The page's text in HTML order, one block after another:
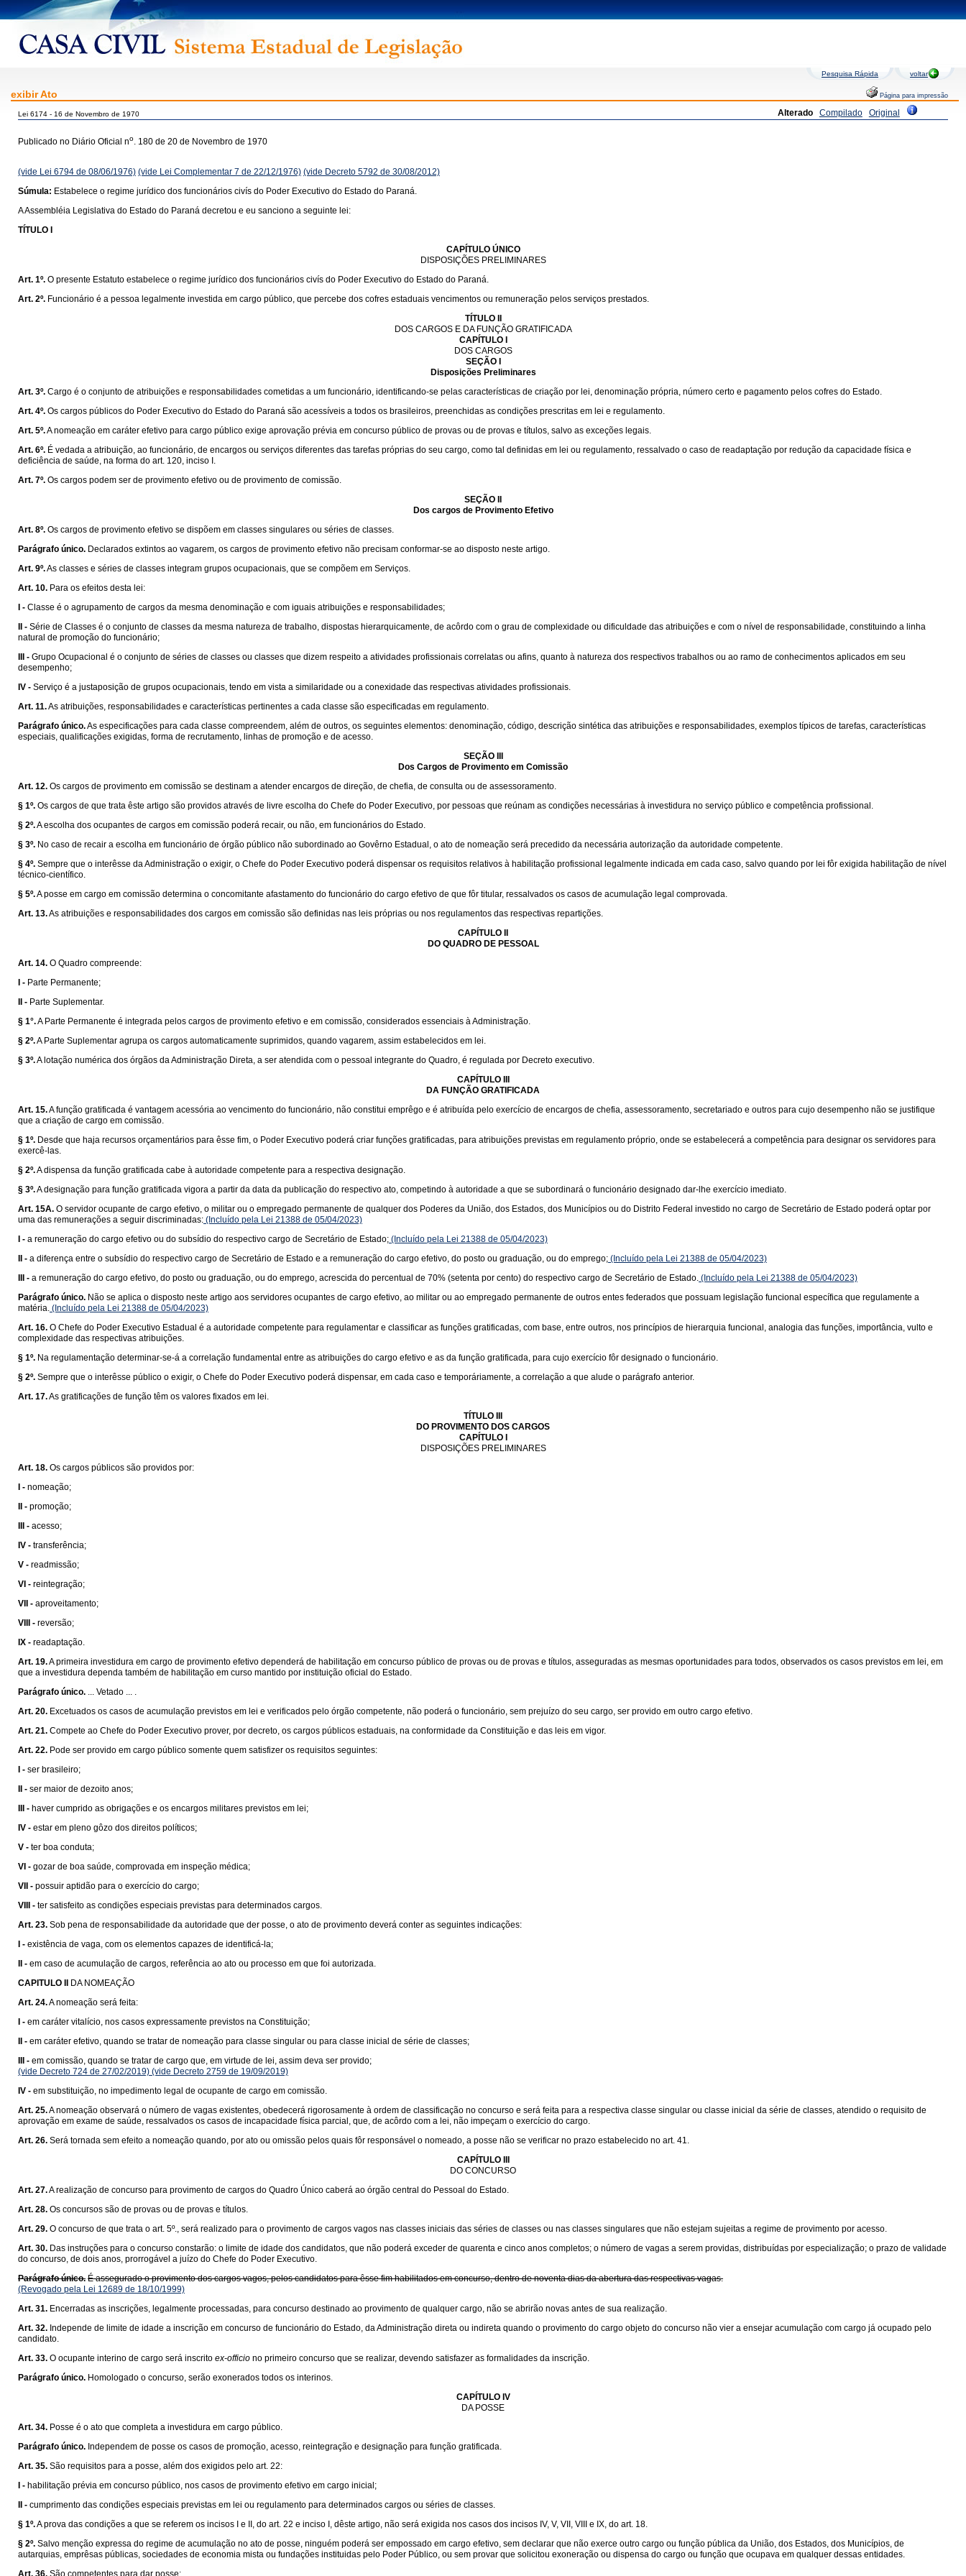
Pesquisa Rápida voltar
exibir Ato Página para impressão
Alterado Compilado Original
Lei 6174 - 16 de Novembro de 1970
Publicado no Diário Oficial no. 180 de 20 de Novembro de 1970
(vide Lei 6794 de 08/06/1976) (vide Lei Complementar 7 de 22/12/1976) (vide Decreto 5792 de 30/08/2012)
Súmula: Estabelece o regime jurídico dos funcionários civís do Poder Executivo do Estado do Paraná.
A Assembléia Legislativa do Estado do Paraná decretou e eu sanciono a seguinte lei:
TÍTULO I
CAPÍTULO ÚNICO
DISPOSIÇÕES PRELIMINARES
Art. 1º. O presente Estatuto estabelece o regime jurídico dos funcionários civís do Poder Executivo do Estado do Paraná.
Art. 2º. Funcionário é a pessoa legalmente investida em cargo público, que percebe dos cofres estaduais vencimentos ou remuneração pelos serviços prestados.
TÍTULO II
DOS CARGOS E DA FUNÇÃO GRATIFICADA
CAPÍTULO I
DOS CARGOS
SEÇÃO I
Disposições Preliminares
Art. 3º. Cargo é o conjunto de atribuições e responsabilidades cometidas a um funcionário, identificando-se pelas características de criação por lei, denominação própria, número certo e pagamento pelos cofres do Estado.
Art. 4º. Os cargos públicos do Poder Executivo do Estado do Paraná são acessíveis a todos os brasileiros, preenchidas as condições prescritas em lei e regulamento.
Art. 5º.A nomeação em caráter efetivo para cargo público exige aprovação prévia em concurso público de provas ou de provas e títulos, salvo as exceções legais.
Art. 6º. É vedada a atribuição, ao funcionário, de encargos ou serviços diferentes das tarefas próprias do seu cargo, como tal definidas em lei ou regulamento, ressalvado o caso de readaptação por redução da capacidade física e
deficiência de saúde, na forma do art. 120, inciso I.
Art. 7º. Os cargos podem ser de provimento efetivo ou de provimento de comissão.
SEÇÃO II
Dos cargos de Provimento Efetivo
Art. 8º. Os cargos de provimento efetivo se dispõem em classes singulares ou séries de classes.
Parágrafo único. Declarados extintos ao vagarem, os cargos de provimento efetivo não precisam conformar-se ao disposto neste artigo.
Art. 9º.As classes e séries de classes integram grupos ocupacionais, que se compõem em Serviços.
Art. 10. Para os efeitos desta lei:
I - Classe é o agrupamento de cargos da mesma denominação e com iguais atribuições e responsabilidades;
II - Série de Classes é o conjunto de classes da mesma natureza de trabalho, dispostas hierarquicamente, de acôrdo com o grau de complexidade ou dificuldade das atribuições e com o nível de responsabilidade, constituindo a linha
natural de promoção do funcionário;
III - Grupo Ocupacional é o conjunto de séries de classes ou classes que dizem respeito a atividades profissionais correlatas ou afins, quanto à natureza dos respectivos trabalhos ou ao ramo de conhecimentos aplicados em seu
desempenho;
IV - Serviço é a justaposição de grupos ocupacionais, tendo em vista a similaridade ou a conexidade das respectivas atividades profissionais.
Art. 11.As atribuições, responsabilidades e características pertinentes a cada classe são especificadas em regulamento.
Parágrafo único.As especificações para cada classe compreendem, além de outros, os seguintes elementos: denominação, código, descrição sintética das atribuições e responsabilidades, exemplos típicos de tarefas, características
especiais, qualificações exigidas, forma de recrutamento, linhas de promoção e de acesso.
SEÇÃO III
Dos Cargos de Provimento em Comissão
Art. 12. Os cargos de provimento em comissão se destinam a atender encargos de direção, de chefia, de consulta ou de assessoramento.
§ 1º. Os cargos de que trata êste artigo são providos através de livre escolha do Chefe do Poder Executivo, por pessoas que reúnam as condições necessárias à investidura no serviço público e competência profissional.
§ 2º.A escolha dos ocupantes de cargos em comissão poderá recair, ou não, em funcionários do Estado.
§ 3º. No caso de recair a escolha em funcionário de órgão público não subordinado ao Govêrno Estadual, o ato de nomeação será precedido da necessária autorização da autoridade competente.
§ 4º. Sempre que o interêsse da Administração o exigir, o Chefe do Poder Executivo poderá dispensar os requisitos relativos à habilitação profissional legalmente indicada em cada caso, salvo quando por lei fôr exigida habilitação de nível
técnico-científico.
§ 5º.A posse em cargo em comissão determina o concomitante afastamento do funcionário do cargo efetivo de que fôr titular, ressalvados os casos de acumulação legal comprovada.
Art. 13.As atribuições e responsabilidades dos cargos em comissão são definidas nas leis próprias ou nos regulamentos das respectivas repartições.
CAPÍTULO II
DO QUADRO DE PESSOAL
Art. 14. O Quadro compreende:
I - Parte Permanente;
II - Parte Suplementar.
§ 1°.A Parte Permanente é integrada pelos cargos de provimento efetivo e em comissão, considerados essenciais à Administração.
§ 2º.A Parte Suplementar agrupa os cargos automaticamente suprimidos, quando vagarem, assim estabelecidos em lei.
§ 3º.A lotação numérica dos órgãos da Administração Direta, a ser atendida com o pessoal integrante do Quadro, é regulada por Decreto executivo.
CAPÍTULO III
DA FUNÇÃO GRATIFICADA
Art. 15.A função gratificada é vantagem acessória ao vencimento do funcionário, não constitui emprêgo e é atribuída pelo exercício de encargos de chefia, assessoramento, secretariado e outros para cujo desempenho não se justifique
que a criação de cargo em comissão.
§ 1º. Desde que haja recursos orçamentários para êsse fim, o Poder Executivo poderá criar funções gratificadas, para atribuições previstas em regulamento próprio, onde se estabelecerá a competência para designar os servidores para
exercê-las.
§ 2º.A dispensa da função gratificada cabe à autoridade competente para a respectiva designação.
§ 3º.A designação para função gratificada vigora a partir da data da publicação do respectivo ato, competindo à autoridade a que se subordinará o funcionário designado dar-lhe exercício imediato.
Art. 15A. O servidor ocupante de cargo efetivo, o militar ou o empregado permanente de qualquer dos Poderes da União, dos Estados, dos Municípios ou do Distrito Federal investido no cargo de Secretário de Estado poderá optar por
uma das remunerações a seguir discriminadas: (Incluído pela Lei 21388 de 05/04/2023)
I - a remuneração do cargo efetivo ou do subsídio do respectivo cargo de Secretário de Estado; (Incluído pela Lei 21388 de 05/04/2023)
II - a diferença entre o subsídio do respectivo cargo de Secretário de Estado e a remuneração do cargo efetivo, do posto ou graduação, ou do emprego; (Incluído pela Lei 21388 de 05/04/2023)
III - a remuneração do cargo efetivo, do posto ou graduação, ou do emprego, acrescida do percentual de 70% (setenta por cento) do respectivo cargo de Secretário de Estado. (Incluído pela Lei 21388 de 05/04/2023)
Parágrafo único. Não se aplica o disposto neste artigo aos servidores ocupantes de cargo efetivo, ao militar ou ao empregado permanente de outros entes federados que possuam legislação funcional específica que regulamente a
matéria. (Incluído pela Lei 21388 de 05/04/2023)
Art. 16. O Chefe do Poder Executivo Estadual é a autoridade competente para regulamentar e classificar as funções gratificadas, com base, entre outros, nos princípios de hierarquia funcional, analogia das funções, importância, vulto e
complexidade das respectivas atribuições.
§ 1º. Na regulamentação determinar-se-á a correlação fundamental entre as atribuições do cargo efetivo e as da função gratificada, para cujo exercício fôr designado o funcionário.
§ 2º. Sempre que o interêsse público o exigir, o Chefe do Poder Executivo poderá dispensar, em cada caso e temporáriamente, a correlação a que alude o parágrafo anterior.
Art. 17.As gratificações de função têm os valores fixados em lei.
TÍTULO III
DO PROVIMENTO DOS CARGOS
CAPÍTULO I
DISPOSIÇÕES PRELIMINARES
Art. 18. Os cargos públicos são providos por:
I - nomeação;
II - promoção;
III - acesso;
IV - transferência;
V - readmissão;
VI - reintegração;
VII - aproveitamento;
VIII - reversão;
IX - readaptação.
Art. 19.A primeira investidura em cargo de provimento efetivo dependerá de habilitação em concurso público de provas ou de provas e títulos, asseguradas as mesmas oportunidades para todos, observados os casos previstos em lei, em
que a investidura dependa também de habilitação em curso mantido por instituição oficial do Estado.
Parágrafo único. ... Vetado ... .
Art. 20. Excetuados os casos de acumulação previstos em lei e verificados pelo órgão competente, não poderá o funcionário, sem prejuízo do seu cargo, ser provido em outro cargo efetivo.
Art. 21. Compete ao Chefe do Poder Executivo prover, por decreto, os cargos públicos estaduais, na conformidade da Constituição e das leis em vigor.
Art. 22. Pode ser provido em cargo público somente quem satisfizer os requisitos seguintes:
I - ser brasileiro;
II - ser maior de dezoito anos;
III - haver cumprido as obrigações e os encargos militares previstos em lei;
IV - estar em pleno gôzo dos direitos políticos;
V - ter boa conduta;
VI - gozar de boa saúde, comprovada em inspeção médica;
VII - possuir aptidão para o exercício do cargo;
VIII - ter satisfeito as condições especiais previstas para determinados cargos.
Art. 23. Sob pena de responsabilidade da autoridade que der posse, o ato de provimento deverá conter as seguintes indicações:
I - existência de vaga, com os elementos capazes de identificá-la;
II - em caso de acumulação de cargos, referência ao ato ou processo em que foi autorizada.
CAPITULO II
DA NOMEAÇÃO
Art. 24.A nomeação será feita:
I - em caráter vitalício, nos casos expressamente previstos na Constituição;
II - em caráter efetivo, quando se tratar de nomeação para classe singular ou para classe inicial de série de classes;
III - em comissão, quando se tratar de cargo que, em virtude de lei, assim deva ser provido;
(vide Decreto 724 de 27/02/2019) (vide Decreto 2759 de 19/09/2019)
IV - em substituição, no impedimento legal de ocupante de cargo em comissão.
Art. 25.A nomeação observará o número de vagas existentes, obedecerá rigorosamente à ordem de classificação no concurso e será feita para a respectiva classe singular ou classe inicial da série de classes, atendido o requisito de
aprovação em exame de saúde, ressalvados os casos de incapacidade física parcial, que, de acôrdo com a lei, não impeçam o exercício do cargo.
Art. 26. Será tornada sem efeito a nomeação quando, por ato ou omissão pelos quais fôr responsável o nomeado, a posse não se verificar no prazo estabelecido no art. 41.
CAPÍTULO III
DO CONCURSO
Art. 27.A realização de concurso para provimento de cargos do Quadro Único caberá ao órgão central do Pessoal do Estado.
Art. 28. Os concursos são de provas ou de provas e títulos.
Art. 29. O concurso de que trata o art. 5º., será realizado para o provimento de cargos vagos nas classes iniciais das séries de classes ou nas classes singulares que não estejam sujeitas a regime de provimento por acesso.
Art. 30. Das instruções para o concurso constarão: o limite de idade dos candidatos, que não poderá exceder de quarenta e cinco anos completos; o número de vagas a serem providas, distribuídas por especialização; o prazo de validade
do concurso, de dois anos, prorrogável a juízo do Chefe do Poder Executivo.
Parágrafo único. É assegurado o provimento dos cargos vagos, pelos candidatos para êsse fim habilitados em concurso, dentro de noventa dias da abertura das respectivas vagas.
(Revogado pela Lei 12689 de 18/10/1999)
Art. 31. Encerradas as inscrições, legalmente processadas, para concurso destinado ao provimento de qualquer cargo, não se abrirão novas antes de sua realização.
Art. 32. Independe de limite de idade a inscrição em concurso de funcionário do Estado, da Administração direta ou indireta quando o provimento do cargo objeto do concurso não vier a ensejar acumulação com cargo já ocupado pelo
candidato.
Art. 33. O ocupante interino de cargo será inscrito ex-officio no primeiro concurso que se realizar, devendo satisfazer as formalidades da inscrição.
Parágrafo único. Homologado o concurso, serão exonerados todos os interinos.
CAPÍTULO IV
DA POSSE
Art. 34. Posse é o ato que completa a investidura em cargo público.
Parágrafo único. Independem de posse os casos de promoção, acesso, reintegração e designação para função gratificada.
Art. 35. São requisitos para a posse, além dos exigidos pelo art. 22:
I - habilitação prévia em concurso público, nos casos de provimento efetivo em cargo inicial;
II - cumprimento das condições especiais previstas em lei ou regulamento para determinados cargos ou séries de classes.
§ 1º.A prova das condições a que se referem os incisos I e II, do art. 22 e inciso I, dêste artigo, não será exigida nos casos dos incisos IV, V, VII, VIII e IX, do art. 18.
§ 2º. Salvo menção expressa do regime de acumulação no ato de posse, ninguém poderá ser empossado em cargo efetivo, sem declarar que não exerce outro cargo ou função pública da União, dos Estados, dos Municípios, de
autarquias, emprêsas públicas, sociedades de economia mista ou fundações instituidas pelo Poder Público, ou sem provar que solicitou exoneração ou dispensa do cargo ou função que ocupava em qualquer dessas entidades.
Art. 36. São competentes para dar posse: